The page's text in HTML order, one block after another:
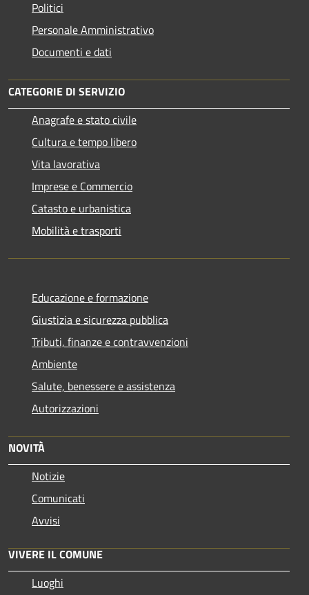
Politici
Personale Amministrativo
Documenti e dati
CATEGORIE DI SERVIZIO
Anagrafe e stato civile
Cultura e tempo libero
Vita lavorativa
Imprese e Commercio
Catasto e urbanistica
Mobilità e trasporti
Educazione e formazione
Giustizia e sicurezza pubblica
Tributi, finanze e contravvenzioni
Ambiente
Salute, benessere e assistenza
Autorizzazioni
NOVITÀ
Notizie
Comunicati
Avvisi
VIVERE IL COMUNE
Luoghi